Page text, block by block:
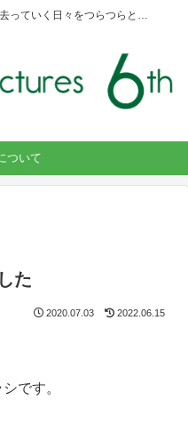
っていく日々をつらつらと…
ついて
た
2020.07.03 2022.06.15
です。